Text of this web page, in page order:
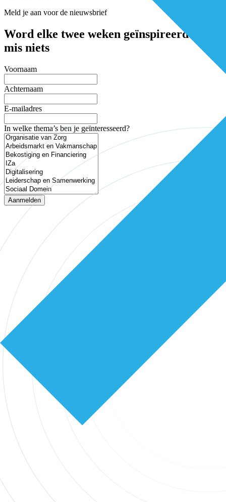
Meld je aan voor de nieuwsbrief
Word elke twee weken geïnspireerd en
mis niets
Voornaam
Achternaam
E-mailadres
In welke thema’s ben je geïnteresseerd?
Aanmelden